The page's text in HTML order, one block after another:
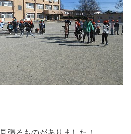
張るものがありました！